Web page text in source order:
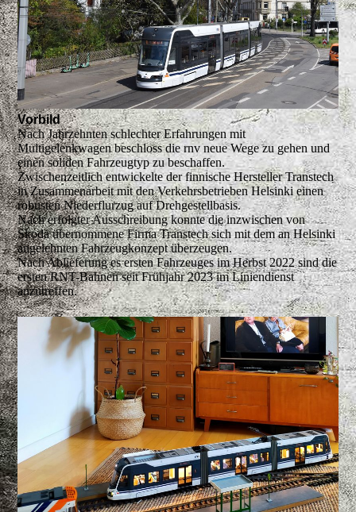
Vorbild
Nach Jahrzehnten schlechter Erfahrungen mit
Multigelenkwagen beschloss die rnv neue Wege zu gehen und
einen soliden Fahrzeugtyp zu beschaffen.
Zwischenzeitlich entwickelte der finnische Hersteller Transtech
in Zusammenarbeit mit den Verkehrsbetrieben Helsinki einen
robusten Niederflurzug auf Drehgestellbasis.
Nach erfolgter Ausschreibung konnte die inzwischen von
Skoda übernommene Firma Transtech sich mit dem an Helsinki
angelehnten Fahrzeugkonzept überzeugen.
Nach Ablieferung es ersten Fahrzeuges im Herbst 2022 sind die
ersten RNT-Bahnen seit Frühjahr 2023 im Liniendienst
anzutreffen.